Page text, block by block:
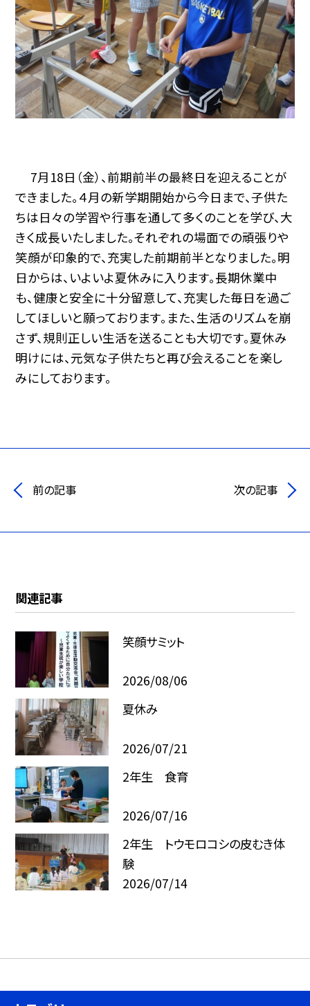
7月18日（金）、前期前半の最終日を迎えることが
できました。４月の新学期開始から今日まで、子供た
ちは日々の学習や行事を通して多くのことを学び、大
きく成長いたしました。それぞれの場面での頑張りや
笑顔が印象的で、充実した前期前半となりました。明
日からは、いよいよ夏休みに入ります。長期休業中
も、健康と安全に十分留意して、充実した毎日を過ご
してほしいと願っております。また、生活のリズムを崩
さず、規則正しい生活を送ることも大切です。夏休み
明けには、元気な子供たちと再び会えることを楽し
みにしております。
前の記事 次の記事
関連記事
笑顔サミット
2026/08/06
夏休み
2026/07/21
2年生 食育
2026/07/16
2年生 トウモロコシの皮むき体
験
2026/07/14